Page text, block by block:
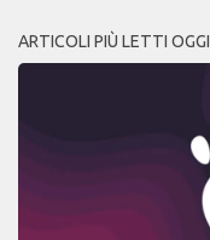
ARTICOLI PIÙ LETTI OGGI